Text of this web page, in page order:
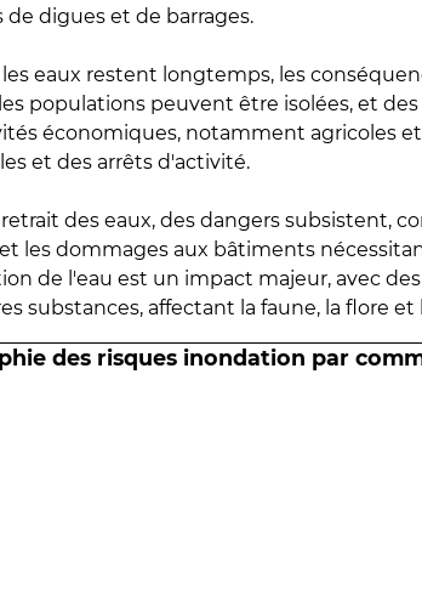
de digues et de barrages.
eaux restent longtemps, les
populations peuvent être isolées, et
économiques, notamment agricoles
et des arrêts d'activité.
des eaux, des dangers subsistent,
les dommages aux bâtiments
de l'eau est un impact majeur, avec
substances, affectant la faune, la flore et
des risques inondation par